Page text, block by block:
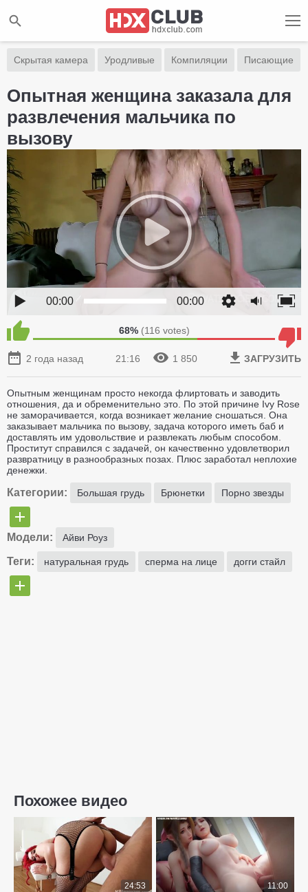
Скрытая камера Уродливые Компиляции Писающие
Опытная женщина заказала для
развлечения мальчика по
вызову
00:00 00:00
68%(116 votes)
2 года назад 21:16 1 850 ЗАГРУЗИТЬ
Опытным женщинам просто некогда флиртовать и заводить
отношения, да и обременительно это. По этой причине Ivy Rose
не заморачивается, когда возникает желание сношаться. Она
заказывает мальчика по вызову, задача которого иметь баб и
доставлять им удовольствие и развлекать любым способом.
Проститут справился с задачей, он качественно удовлетворил
развратницу в разнообразных позах. Плюс заработал неплохие
денежки.
Категории: Большая грудь Брюнетки Порно звезды
Модели: Айви Роуз
Теги: натуральная грудь сперма на лице догги стайл
Похожее видео
24:53 11:00